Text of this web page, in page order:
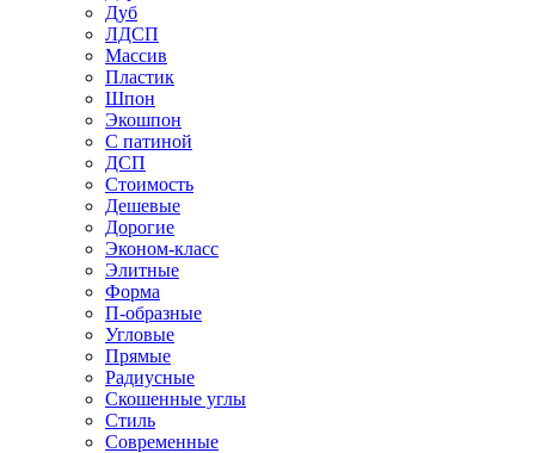
Дуб
ЛДСП
Массив
Пластик
Шпон
Экошпон
С патиной
ДСП
Стоимость
Дешевые
Дорогие
Эконом-класс
Элитные
Форма
П-образные
Угловые
Прямые
Радиусные
Скошенные углы
Стиль
Современные